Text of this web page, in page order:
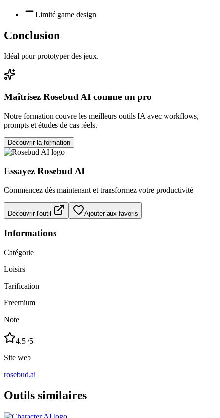
Limité game design
Conclusion
Idéal pour prototyper des jeux.
Maîtrisez Rosebud AI comme un pro
Notre formation couvre les meilleurs outils IA avec workflows,
prompts et études de cas réels.
Découvrir la formation
Essayez Rosebud AI
Commencez dès maintenant et transformez votre productivité
Découvrir l'outil Ajouter aux favoris
Informations
Catégorie
Loisirs
Tarification
Freemium
Note
4.5 /5
Site web
rosebud.ai
Outils similaires